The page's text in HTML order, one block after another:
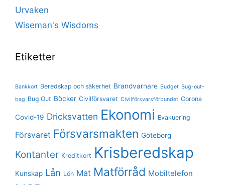
Urvaken
Wiseman's Wisdoms
Etiketter
Bankkort Beredskap och säkerhet Brandvarnare Budget Bug-out-
bag Bug Out Böcker Civilförsvaret Civilförsvarsförbundet Corona
Covid-19 Dricksvatten Ekonomi Evakuering
Försvaret Försvarsmakten Göteborg
Kontanter Kreditkort Krisberedskap
Kunskap Lån Lön Mat Matförråd Mobiltelefon